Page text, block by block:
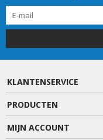
KLANTENSERVICE
PRODUCTEN
MIJN ACCOUNT